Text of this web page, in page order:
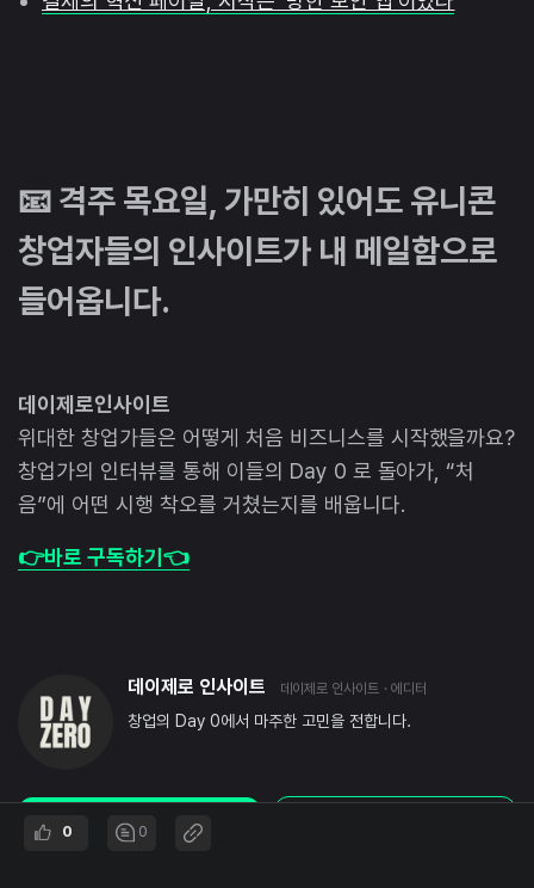
📧 격주 목요일, 가만히 있어도 유니콘
창업자들의 인사이트가 내 메일함으로
들어옵니다.
데이제로인사이트
위대한 창업가들은 어떻게 처음 비즈니스를 시작했을까요?
창업가의 인터뷰를 통해 이들의 Day 0 로 돌아가, “처
음”에 어떤 시행 착오를 거쳤는지를 배웁니다.
👉바로 구독하기👈
데이제로 인사이트 데이제로 인사이트 · 에디터
창업의 Day 0에서 마주한 고민을 전합니다.
팔로우
0 0